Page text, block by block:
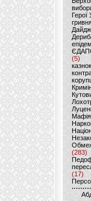
Герої
(5)
Мафія
(283)
(17)